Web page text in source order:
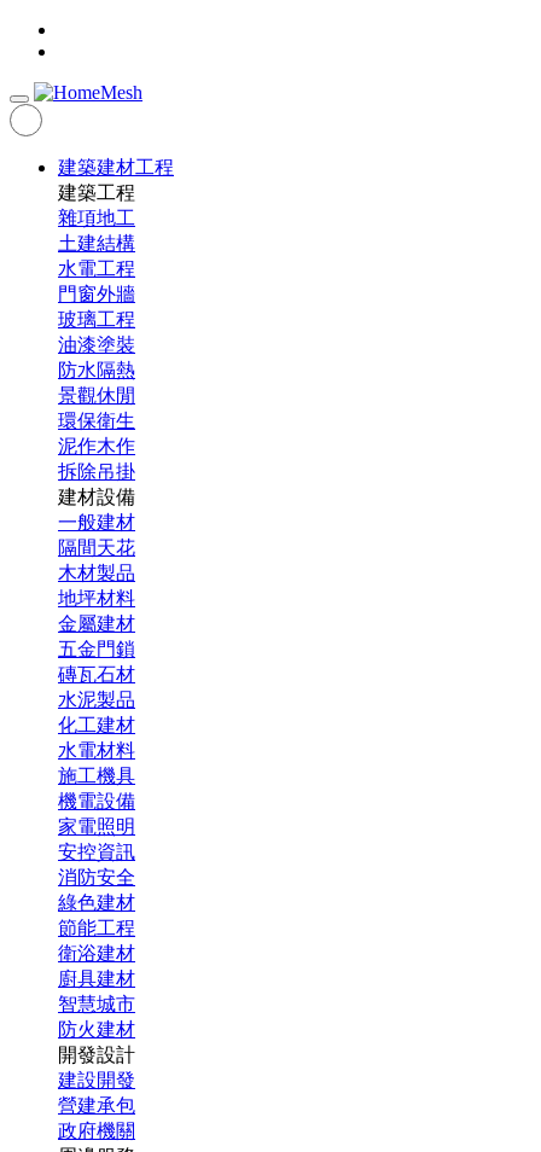
建築建材工程
建築工程
雜項地工
土建結構
水電工程
門窗外牆
玻璃工程
油漆塗裝
防水隔熱
景觀休閒
環保衛生
泥作木作
拆除吊掛
建材設備
一般建材
隔間天花
木材製品
地坪材料
金屬建材
五金門鎖
磚瓦石材
水泥製品
化工建材
水電材料
施工機具
機電設備
家電照明
安控資訊
消防安全
綠色建材
節能工程
衛浴建材
廚具建材
智慧城市
防火建材
開發設計
建設開發
營建承包
政府機關